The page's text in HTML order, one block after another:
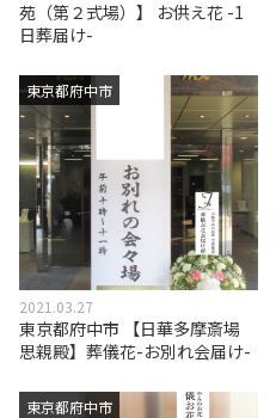
苑（第２式場）】 お供え花 -1
日葬届け-
東京都府中市
2021.03.27
東京都府中市 【日華多摩斎場
思親殿】葬儀花-お別れ会届け-
東京都府中市